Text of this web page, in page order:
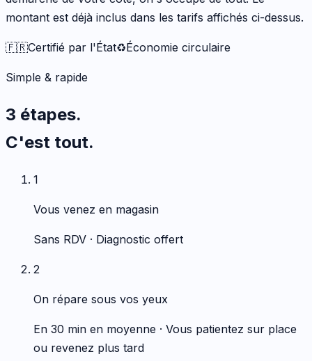
montant est déjà inclus dans les tarifs affichés ci-dessus.
🇫🇷Certifié par l'État♻️Économie circulaire
Simple & rapide
3 étapes.
C'est tout.
1
Vous venez en magasin
Sans RDV · Diagnostic offert
2
On répare sous vos yeux
En 30 min en moyenne · Vous patientez sur place
ou revenez plus tard